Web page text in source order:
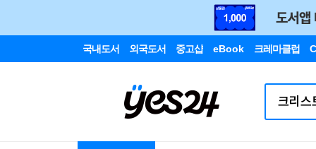
국내도서 외국도서 중고샵 eBook 크레마클럽